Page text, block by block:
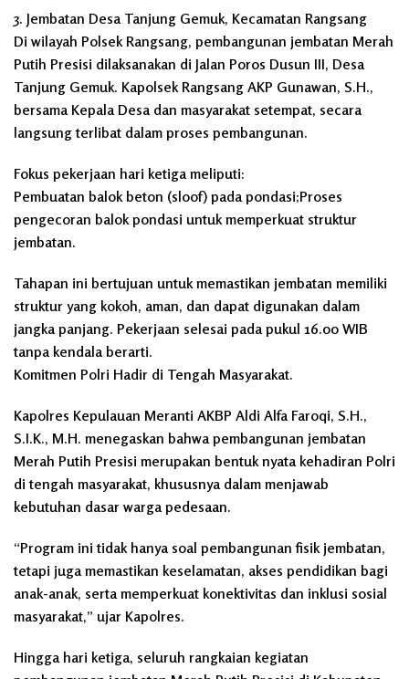
3. Jembatan Desa Tanjung Gemuk, Kecamatan Rangsang
Di wilayah Polsek Rangsang, pembangunan jembatan Merah
Putih Presisi dilaksanakan di Jalan Poros Dusun III, Desa
Tanjung Gemuk. Kapolsek Rangsang AKP Gunawan, S.H.,
bersama Kepala Desa dan masyarakat setempat, secara
langsung terlibat dalam proses pembangunan.
Fokus pekerjaan hari ketiga meliputi:
Pembuatan balok beton (sloof) pada pondasi;Proses
pengecoran balok pondasi untuk memperkuat struktur
jembatan.
Tahapan ini bertujuan untuk memastikan jembatan memiliki
struktur yang kokoh, aman, dan dapat digunakan dalam
jangka panjang. Pekerjaan selesai pada pukul 16.00 WIB
tanpa kendala berarti.
Komitmen Polri Hadir di Tengah Masyarakat.
Kapolres Kepulauan Meranti AKBP Aldi Alfa Faroqi, S.H.,
S.I.K., M.H. menegaskan bahwa pembangunan jembatan
Merah Putih Presisi merupakan bentuk nyata kehadiran Polri
di tengah masyarakat, khususnya dalam menjawab
kebutuhan dasar warga pedesaan.
“Program ini tidak hanya soal pembangunan fisik jembatan,
tetapi juga memastikan keselamatan, akses pendidikan bagi
anak-anak, serta memperkuat konektivitas dan inklusi sosial
masyarakat,” ujar Kapolres.
Hingga hari ketiga, seluruh rangkaian kegiatan